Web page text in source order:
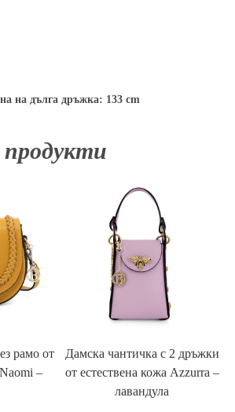
на дълга дръжка: 133 cm
рамо от
–
Дамска чантичка с 2 дръжки
от естествена кожа Azzurra –
лавандула